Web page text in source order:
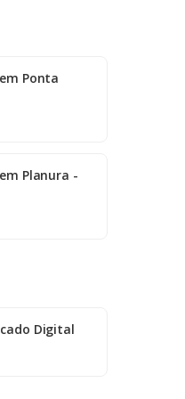
Ponta
Planura -
Digital